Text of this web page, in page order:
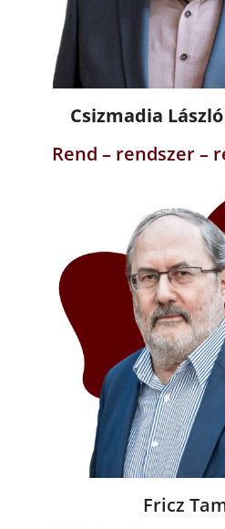
Csizmadia László
Rend – rendszer –
Fricz